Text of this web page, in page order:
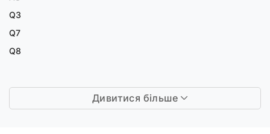
Q3
Q7
Q8
Дивитися більше